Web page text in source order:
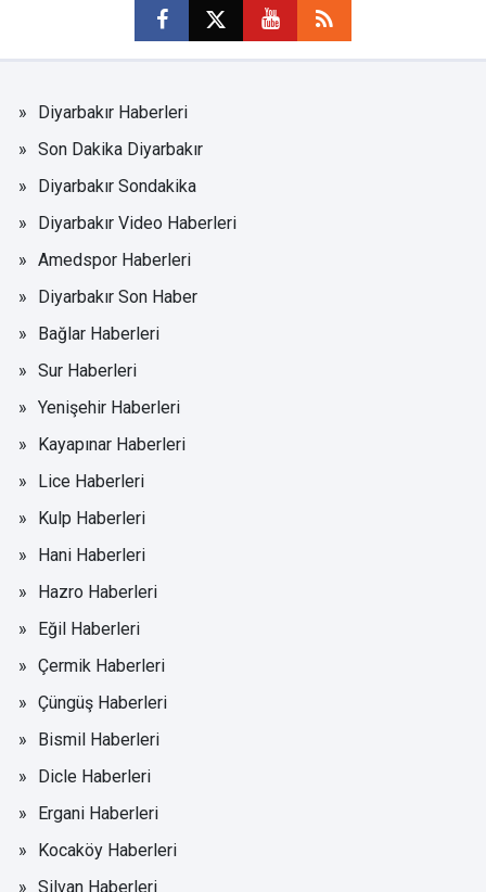
Diyarbakır Haberleri
Son Dakika Diyarbakır
Diyarbakır Sondakika
Diyarbakır Video Haberleri
Amedspor Haberleri
Diyarbakır Son Haber
Bağlar Haberleri
Sur Haberleri
Yenişehir Haberleri
Kayapınar Haberleri
Lice Haberleri
Kulp Haberleri
Hani Haberleri
Hazro Haberleri
Eğil Haberleri
Çermik Haberleri
Çüngüş Haberleri
Bismil Haberleri
Dicle Haberleri
Ergani Haberleri
Kocaköy Haberleri
Silvan Haberleri